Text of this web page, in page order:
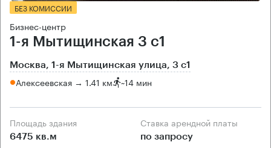
БЕЗ КОМИССИИ
Бизнес-центр
1-я Мытищинская 3 с1
Москва, 1-я Мытищинская улица, 3 с1
Алексеевская → 1.41 км ~14 мин
Площадь здания
6475 кв.м
Ставка арендной платы
по запросу